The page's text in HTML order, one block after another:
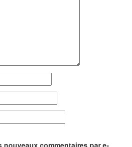
nouveaux commentaires par e-